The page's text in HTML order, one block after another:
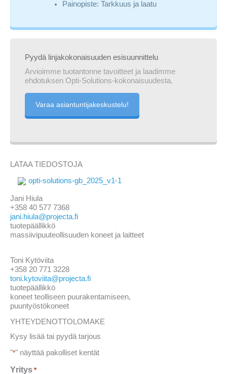
Painopiste: Tarkkuus ja laatu
Pyydä linjakokonaisuuden esisuunnittelu
Arvioimme tuotantonne tavoitteet ja laadimme
ehdotuksen Opti-Solutions-kokonaisuudesta.
Varaa asiantuntijakeskustelu!
LATAA TIEDOSTOJA
opti-solutions-gb_2025_v1-1
Jani Hiula
+358 40 577 7368
jani.hiula@projecta.fi
tuotepäällikkö
massiivipuuteollisuuden koneet ja laitteet
Toni Kytöviita
+358 20 771 3228
toni.kytoviita@projecta.fi
tuotepäällikkö
koneet teolliseen puurakentamiseen,
puuntyöstökoneet
YHTEYDENOTTOLOMAKE
Kysy lisää tai pyydä tarjous
"*" näyttää pakolliset kentät
Yritys *